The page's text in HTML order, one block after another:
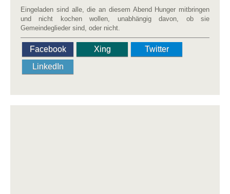
Eingeladen sind alle, die an diesem Abend Hunger mitbringen
und nicht kochen wollen, unabhängig davon, ob sie
Gemeindeglieder sind, oder nicht.
Facebook Xing
Twitter
LinkedIn